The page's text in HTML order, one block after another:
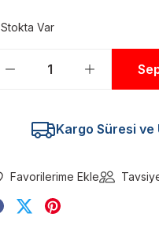
Stokta Var
Kargo Süresi ve